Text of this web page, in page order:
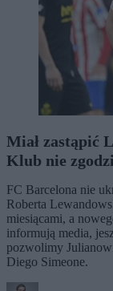
Miał zastąpić
Klub nie
FC Barcelona nie
Roberta
miesiącami, a
informują media,
pozwolimy
Diego Simeone.